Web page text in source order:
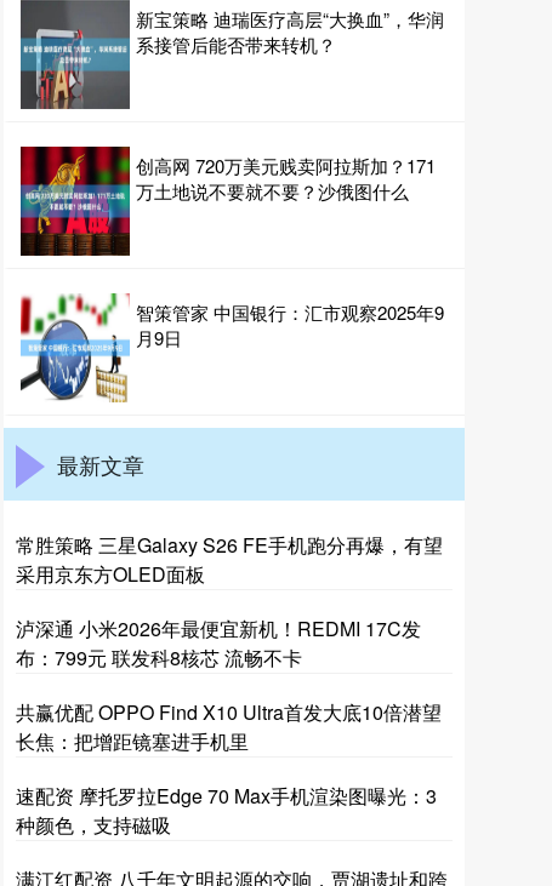
新宝策略 迪瑞医疗高层“大换血”，华润
系接管后能否带来转机？
创高网 720万美元贱卖阿拉斯加？171
万土地说不要就不要？沙俄图什么
智策管家 中国银行：汇市观察2025年9
月9日
最新文章
常胜策略 三星Galaxy S26 FE手机跑分再爆，有望
采用京东方OLED面板
泸深通 小米2026年最便宜新机！REDMI 17C发
布：799元 联发科8核芯 流畅不卡
共赢优配 OPPO Find X10 Ultra首发大底10倍潜望
长焦：把增距镜塞进手机里
速配资 摩托罗拉Edge 70 Max手机渲染图曝光：3
种颜色，支持磁吸
满江红配资 八千年文明起源的交响，贾湖遗址和跨